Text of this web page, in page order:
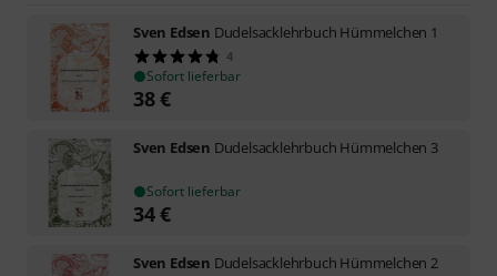
Sven Edsen Dudelsacklehrbuch Hümmelchen 1
4
Sofort lieferbar
38€
Sven Edsen Dudelsacklehrbuch Hümmelchen 3
Sofort lieferbar
34€
Sven Edsen Dudelsacklehrbuch Hümmelchen 2